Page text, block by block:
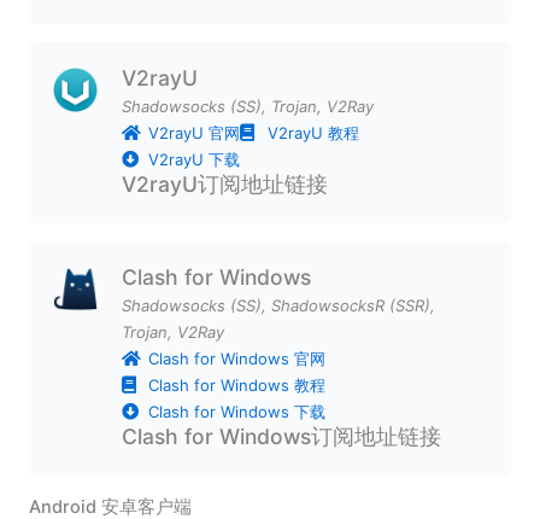
V2rayU
Shadowsocks (SS), Trojan, V2Ray
V2rayU 官网
V2rayU 教程
V2rayU 下载
V2rayU订阅地址链接
Clash for Windows
Shadowsocks (SS), ShadowsocksR (SSR),
Trojan, V2Ray
Clash for Windows 官网
Clash for Windows 教程
Clash for Windows 下载
Clash for Windows订阅地址链接
Android 安卓客户端